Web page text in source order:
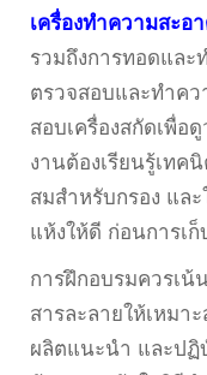
เครื่องทําความสะอ
รวมถึงการทอดและ
ตรวจสอบและทําค
สอบเครื่องสกัดเพื่อ
งานต้องเรียนรู้เทค
สมสําหรับกรอง แล
แห้งให้ดี ก่อนการเก็
การฝึกอบรมควรเ
สารละลายให้เหมา
ผลิตแนะนำ และปฏิ